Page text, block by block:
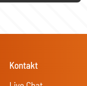
Kontakt